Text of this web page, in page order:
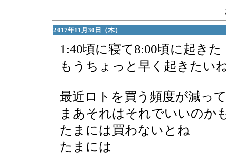
2017年11月30日（木）
1:40頃に寝て8:00頃に起きた
もうちょっと早く起きたい
最近ロトを買う頻度が減っ
まあそれはそれでいいのか
たまには買わないとね
たまには